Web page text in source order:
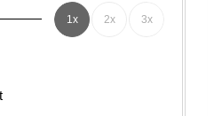
1x 2x 3x